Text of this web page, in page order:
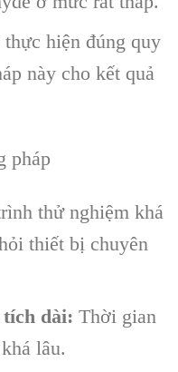
thực hiện đúng quy
này cho kết quả
pháp
thử nghiệm khá
thiết bị chuyên
dài: Thời gian
lâu.